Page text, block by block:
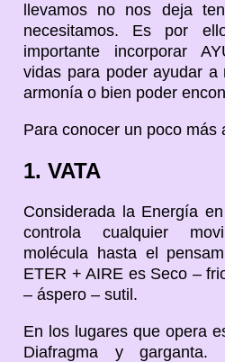
llevamos no nos deja
necesitamos. Es por
importante incorporar
vidas para poder ayudar
armonía o bien poder
Para conocer un poco más
1. VATA
Considerada la Energía
controla cualquier
molécula hasta el
ETER + AIRE es Seco –
– áspero – sutil.
En los lugares que opera
Diafragma y garganta.